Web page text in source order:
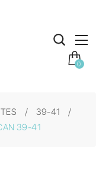
0
39-41
39-41